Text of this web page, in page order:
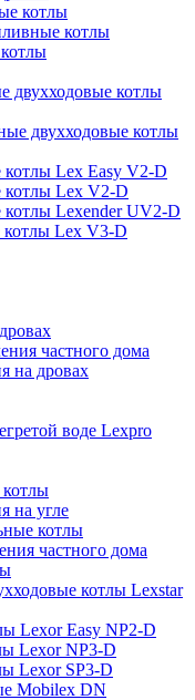
котлы
котлы
двухходовые котлы
двухходовые котлы
Lex Easy V2-D
котлы Lex V2-D
Lexender UV2-D
котлы Lex V3-D
частного дома
на дровах
воде Lexpro
котлы
на угле
котлы
частного дома
котлы Lexstar
Lexor Easy NP2-D
Lexor NP3-D
Lexor SP3-D
Mobilex DN